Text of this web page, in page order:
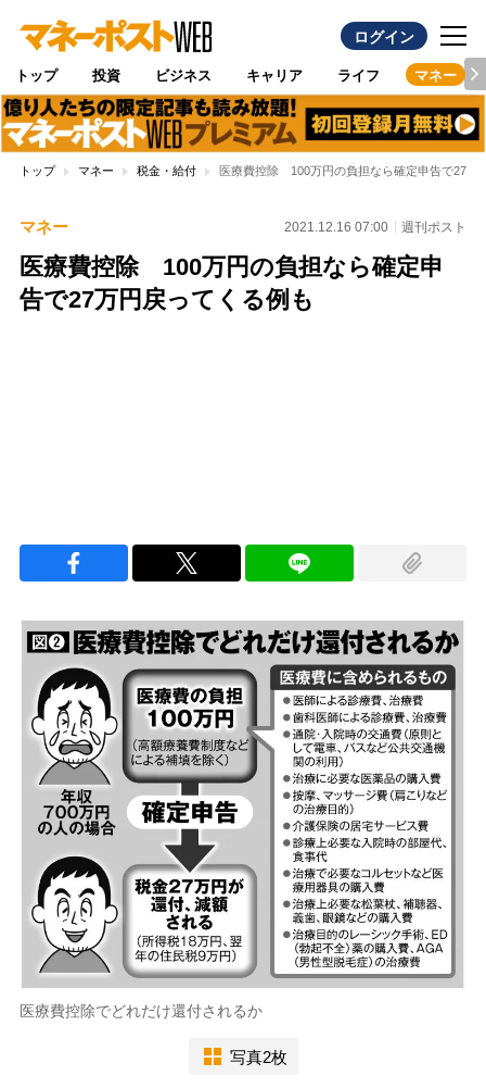
ログイン
トップ 投資 ビジネス キャリア ライフ マネー
トップ マネー 税金・給付 医療費控除 100万円の負担なら確定申告で27万
マネー 2021.12.16 07:00 週刊ポスト
医療費控除 100万円の負担なら確定申
告で27万円戻ってくる例も
医療費控除でどれだけ還付されるか
写真2枚